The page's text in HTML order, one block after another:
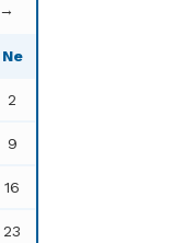
→
Ne
2
9
16
23